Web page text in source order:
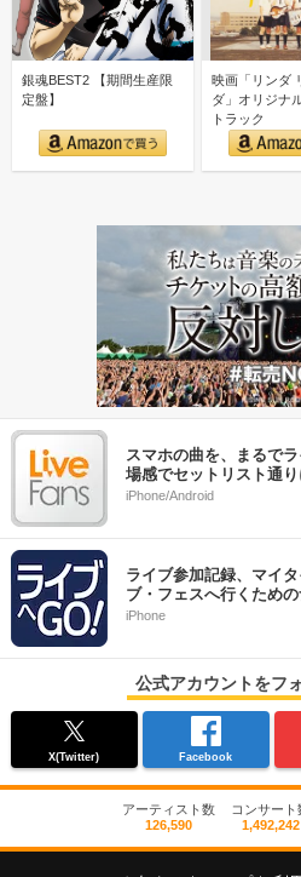
銀魂BEST2 【期間生産限
定盤】
映画「リンダ
ダ」オリジナ
トラック
スマホの曲を、まるで
場感でセットリスト通り
iPhone/Android
ライブ参加記録、マイ
ブ・フェスへ行くための
iPhone
公式アカウントをフ
X(Twitter) Facebook
アーティスト数
126,590
コンサート
1,492,242